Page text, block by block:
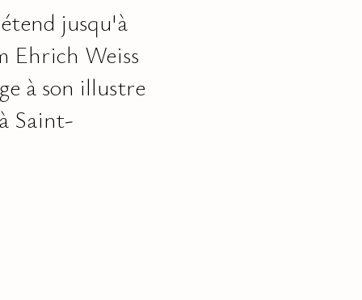
jusqu'à
Ehrich Weiss
à son illustre
Saint-